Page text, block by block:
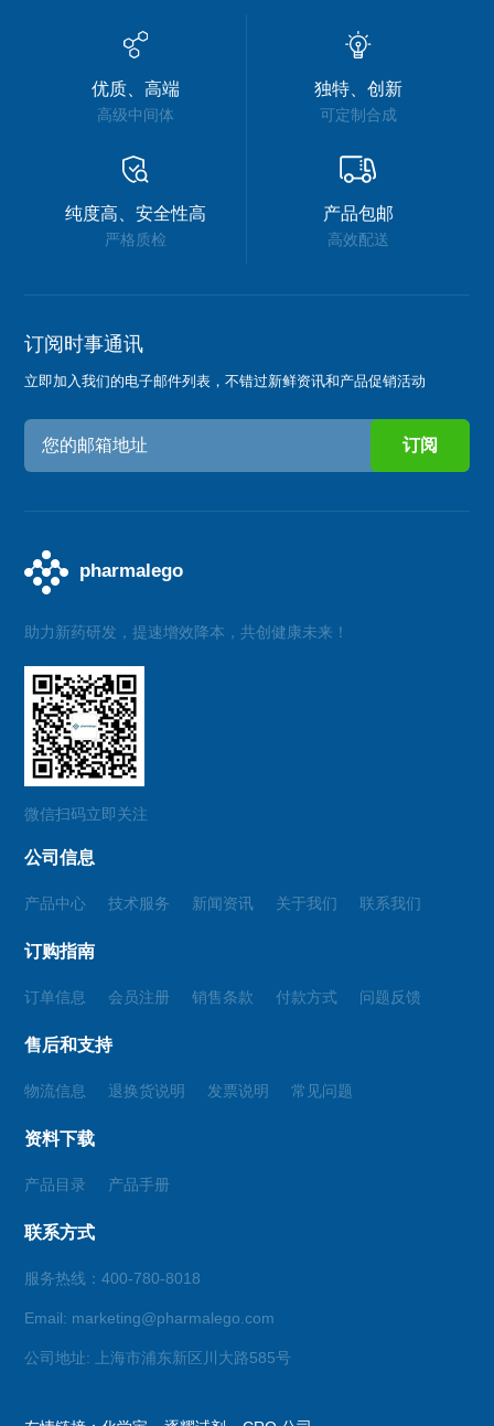
优质、高端
高级中间体
独特、创新
可定制合成
纯度高、安全性高
严格质检
产品包邮
高效配送
订阅时事通讯
立即加入我们的电子邮件列表，不错过新鲜资讯和产品促销活动
助力新药研发，提速增效降本，共创健康未来！
微信扫码立即关注
公司信息
产品中心 技术服务 新闻资讯 关于我们 联系我们
订购指南
订单信息 会员注册 销售条款 付款方式 问题反馈
售后和支持
物流信息 退换货说明 发票说明 常见问题
资料下载
产品目录 产品手册
联系方式
服务热线：400-780-8018
Email: marketing@pharmalego.com
公司地址: 上海市浦东新区川大路585号